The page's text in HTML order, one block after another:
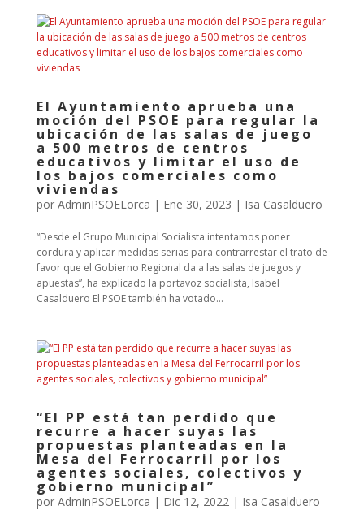
El Ayuntamiento aprueba una
moción del PSOE para regular la
ubicación de las salas de juego
a 500 metros de centros
educativos y limitar el uso de
los bajos comerciales como
viviendas
por AdminPSOELorca | Ene 30, 2023 | Isa Casalduero
“Desde el Grupo Municipal Socialista intentamos poner
cordura y aplicar medidas serias para contrarrestar el trato de
favor que el Gobierno Regional da a las salas de juegos y
apuestas”, ha explicado la portavoz socialista, Isabel
Casalduero El PSOE también ha votado...
“El PP está tan perdido que
recurre a hacer suyas las
propuestas planteadas en la
Mesa del Ferrocarril por los
agentes sociales, colectivos y
gobierno municipal”
por AdminPSOELorca | Dic 12, 2022| Isa Casalduero